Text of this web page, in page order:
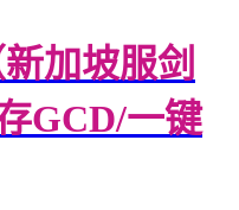
加坡服剑
GCD/一键